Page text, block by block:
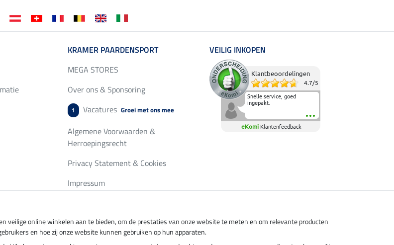
KRAMER PAARDENSPORT
MEGA STORES
Over ons & Sponsoring
1 Vacatures Groei met ons mee
Algemene Voorwaarden &
Herroepingsrecht
Privacy Statement & Cookies
Impressum
VEILIG INKOPEN
Klantbeoordelingen
4.7/5
Snelle service, goed
ingepakt.
eKomi Klantenfeedback
Veilig betalen met
veilige online winkelen aan te bieden, om de prestaties van onze website te meten en om relevante producten
en hoe zij onze website kunnen gebruiken op hun apparaten.